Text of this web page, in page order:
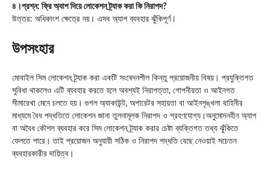
৪।প্রশ্ন: ফ্রি অ্যাপ দিয়ে লোকেশন ট্র্যাক করা কি নিরাপদ?
উত্তর: অধিকাংশ ক্ষেত্রে নয়। এসব অ্যাপ ব্যবহার ঝুঁকিপূর্ণ।
উপসংহার
মোবাইল সিম লোকেশন ট্র্যাক করা একটি সংবেদনশীল কিন্তু প্রয়োজনীয় বিষয়। প্রযুক্তিগত
সুবিধা থাকলেও এটি ব্যবহার করতে হলে অবশ্যই নিরাপত্তা, গোপনীয়তা ও আইনগত
সীমারেখা মেনে চলতে হয়। গুগল অ্যাকাউন্ট, অপারেটর সহায়তা বা আইনশৃঙ্খলা বাহিনীর
মাধ্যমে বৈধ পদ্ধতিতে লোকেশন জানা তুলনামূলক নিরাপদ ও গ্রহণযোগ্য।অনুমোদনহীন অ্যাপ
বা অবৈধ কৌশল ব্যবহার করে সিম লোকেশন ট্র্যাক করার চেষ্টা ব্যক্তিগত তথ্য ঝুঁকিতে
ফেলতে পারে। তাই প্রয়োজন অনুযায়ী সঠিক ও নিরাপদ পদ্ধতি বেছে নেওয়াই সচেতন
ব্যবহারকারীর দায়িত্ব।